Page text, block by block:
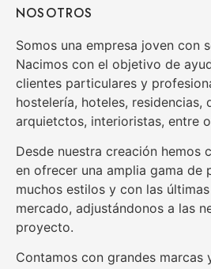
NOSOTROS
Somos una empresa joven con
Nacimos con el objetivo de
clientes particulares y
hostelería, hoteles, residencias,
arquietctos, interioristas, entre
Desde nuestra creación hemos
en ofrecer una amplia gama de
muchos estilos y con las
mercado, adjustándonos a las
proyecto.
Contamos con grandes marcas